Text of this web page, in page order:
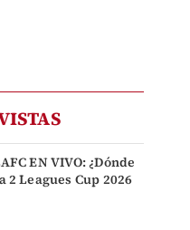
EN VIVO: ¿Dónde
2 Leagues Cup 2026